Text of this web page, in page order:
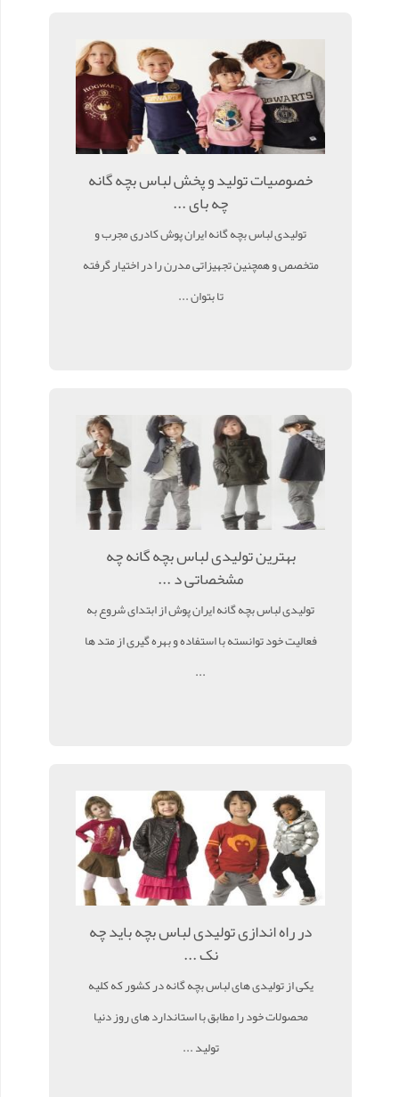
خصوصیات تولید و پخش لباس بچه گانه
چه بای ...
تولیدی لباس بچه گانه ایران پوش کادری مجرب و
متخصص و همچنین تجهیزاتی مدرن را در اختیار گرفته
تا بتوان ...
بهترین تولیدی لباس بچه گانه چه
مشخصاتی د ...
تولیدی لباس بچه گانه ایران پوش از ابتدای شروع به
فعالیت خود توانسته با استفاده و بهره گیری از متد ها
...
در راه اندازی تولیدی لباس بچه باید چه
نک ...
یکی از تولیدی های لباس بچه گانه در کشور که کلیه
محصولات خود را مطابق با استاندارد های روز دنیا
تولید ...